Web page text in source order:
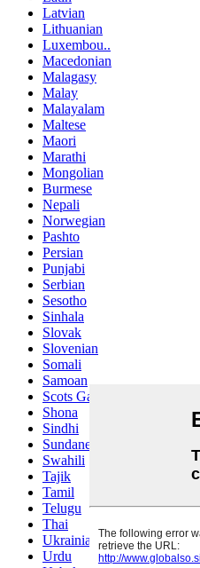
Latvian
Lithuanian
Luxembou..
Macedonian
Malagasy
Malay
Malayalam
Maltese
Maori
Marathi
Mongolian
Burmese
Nepali
Norwegian
Pashto
Persian
Punjabi
Serbian
Sesotho
Sinhala
Slovak
Slovenian
Somali
Samoan
Scots Gaelic
Shona
Sindhi
Sundanese
Swahili
Tajik
Tamil
Telugu
Thai
Ukrainian
Urdu